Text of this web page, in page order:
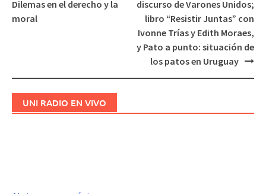
de
Dilemas en el derecho y la
moral
discurso de Varones Unidos;
libro “Resistir Juntas” con
Ivonne Trías y Edith Moraes,
y Pato a punto: situación de
los patos en Uruguay
UNI RADIO EN VIVO